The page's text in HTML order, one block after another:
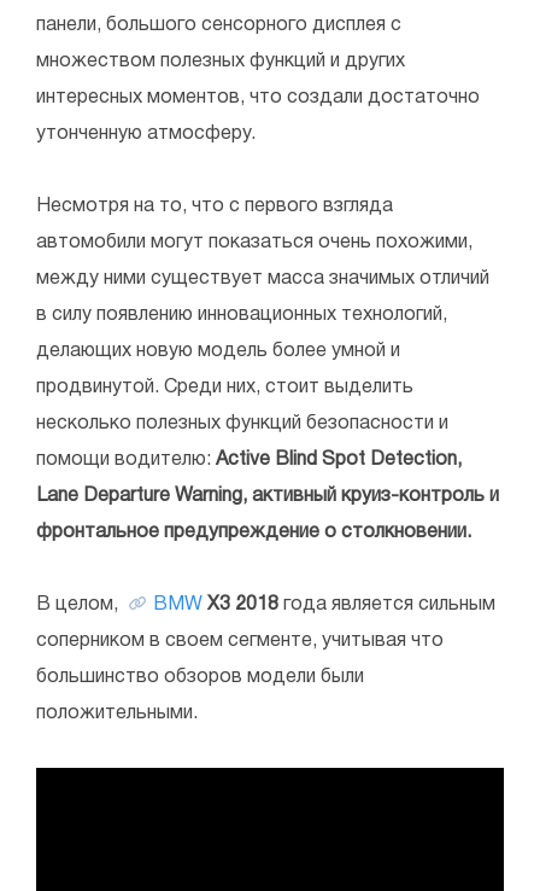
панели, большого сенсорного дисплея с
множеством полезных функций и других
интересных моментов, что создали достаточно
утонченную атмосферу.
Несмотря на то, что с первого взгляда
автомобили могут показаться очень похожими,
между ними существует масса значимых отличий
в силу появлению инновационных технологий,
делающих новую модель более умной и
продвинутой. Среди них, стоит выделить
несколько полезных функций безопасности и
помощи водителю: Active Blind Spot Detection,
Lane Departure Warning, активный круиз-контроль и
фронтальное предупреждение о столкновении.
В целом, BMW X3 2018 года является сильным
соперником в своем сегменте, учитывая что
большинство обзоров модели были
положительными.